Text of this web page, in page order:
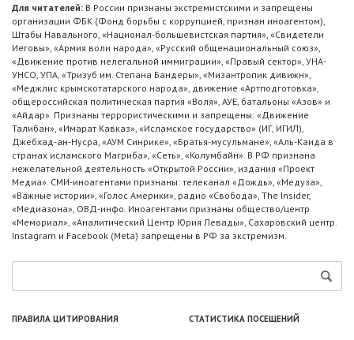
Для читателей: В России признаны экстремистскими и запрещены
организации ФБК (Фонд борьбы с коррупцией, признан иноагентом),
Штабы Навального, «Национал-большевистская партия», «Свидетели
Иеговы», «Армия воли народа», «Русский общенациональный союз»,
«Движение против нелегальной иммиграции», «Правый сектор», УНА-
УНСО, УПА, «Тризуб им. Степана Бандеры», «Мизантропик дивижн»,
«Меджлис крымскотатарского народа», движение «Артподготовка»,
общероссийская политическая партия «Воля», АУЕ, батальоны «Азов» и
«Айдар». Признаны террористическими и запрещены: «Движение
Талибан», «Имарат Кавказ», «Исламское государство» (ИГ, ИГИЛ),
Джебхад-ан-Нусра, «АУМ Синрике», «Братья-мусульмане», «Аль-Каида в
странах исламского Магриба», «Сеть», «Колумбайн». В РФ признана
нежелательной деятельность «Открытой России», издания «Проект
Медиа». СМИ-иноагентами признаны: телеканал «Дождь», «Медуза»,
«Важные истории», «Голос Америки», радио «Свобода», The Insider,
«Медиазона», ОВД-инфо. Иноагентами признаны общество/центр
«Мемориал», «Аналитический Центр Юрия Левады», Сахаровский центр.
Instagram и Facebook (Metа) запрещены в РФ за экстремизм.
ПРАВИЛА ЦИТИРОВАНИЯ СТАТИСТИКА ПОСЕЩЕНИЙ